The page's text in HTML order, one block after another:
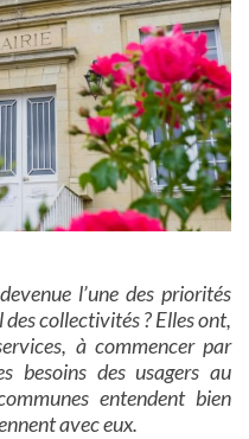
l’une des priorités
des collectivités ? Elles ont,
à commencer par
besoins des usagers au
entendent bien
avec eux.